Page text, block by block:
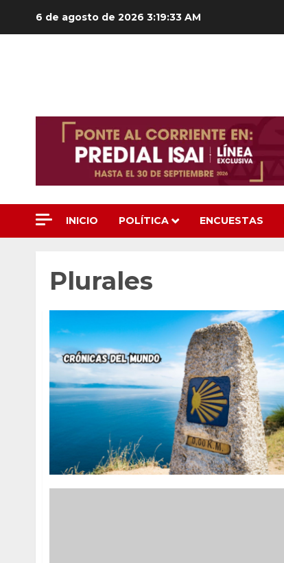
6 de agosto de 2026 3:19:34 AM
INICIO POLÍTICA ENCUESTAS
Plurales